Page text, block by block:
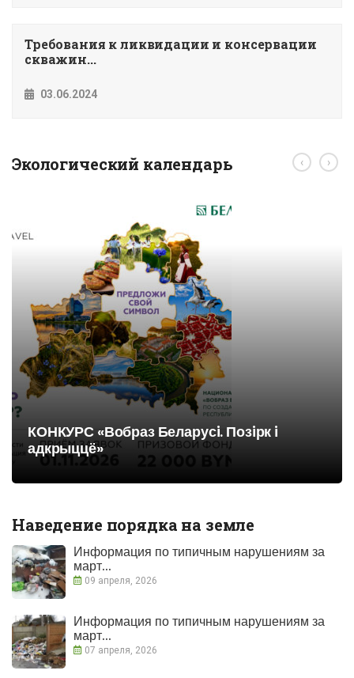
Требования к ликвидации и консервации
скважин...
03.06.2024
Экологический календарь
КОНКУРС «Вобраз Беларусi. Позiрк i
адкрыццё»
‹ ›
Наведение порядка на земле
Информация по типичным нарушениям за
март...
09 апреля, 2026
Информация по типичным нарушениям за
март...
07 апреля, 2026